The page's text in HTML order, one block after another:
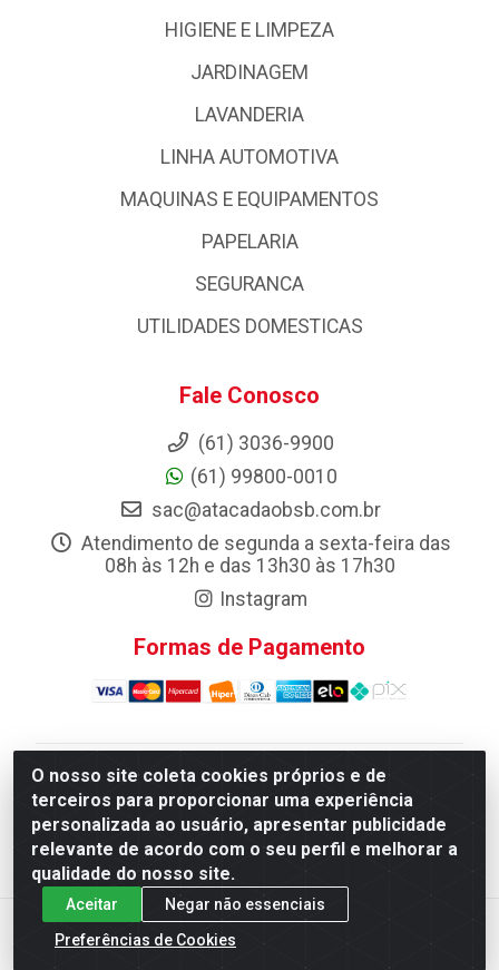
O nosso site coleta cookies próprios e de
terceiros para proporcionar uma experiência
personalizada ao usuário, apresentar publicidade
relevante de acordo com o seu perfil e melhorar a
qualidade do nosso site.
Aceitar
Negar não essenciais
Preferências de Cookies
HIGIENE E LIMPEZA
JARDINAGEM
LAVANDERIA
LINHA AUTOMOTIVA
MAQUINAS E EQUIPAMENTOS
PAPELARIA
SEGURANCA
UTILIDADES DOMESTICAS
Fale Conosco
(61) 3036-9900
(61) 99800-0010
sac@atacadaobsb.com.br
Atendimento de segunda a sexta-feira das
08h às 12h e das 13h30 às 17h30
Instagram
Formas de Pagamento
Atacadao da Limpeza F. Pereira Queiroz Comercio e
Distribuicao LTDA - Quadra Qi 10 Lotes 39 e, 41 - Setor
Industrial (Taguatinga), Brasília/DF - CEP 72.135-100 -
CNPJ 13.184.675/0001-80